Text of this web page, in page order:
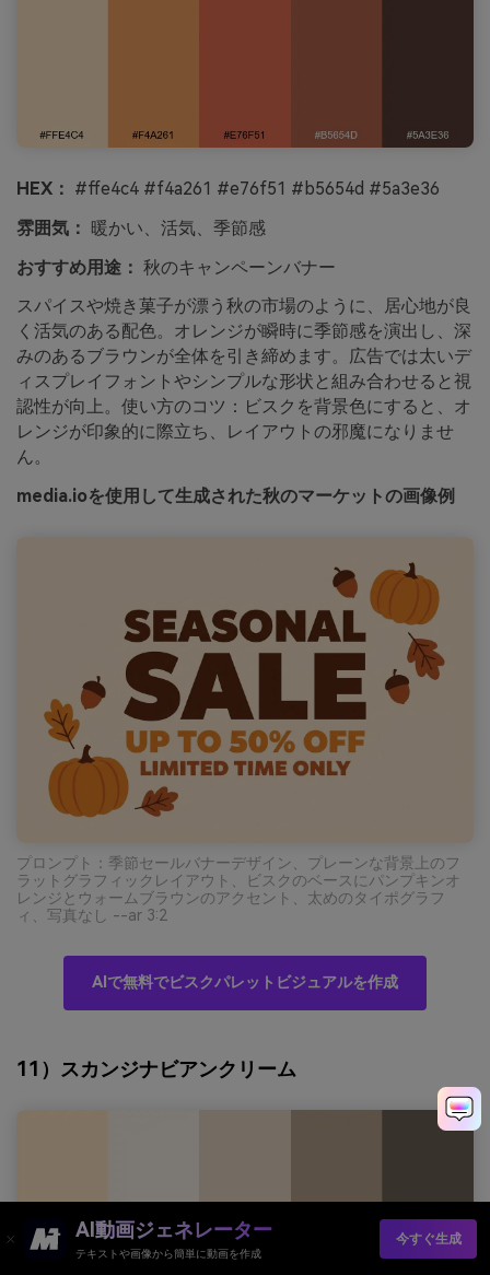
HEX： #ffe4c4 #f4a261 #e76f51 #b5654d #5a3e36
雰囲気： 暖かい、活気、季節感
おすすめ用途： 秋のキャンペーンバナー
スパイスや焼き菓子が漂う秋の市場のように、居心地が良
く活気のある配色。オレンジが瞬時に季節感を演出し、深
みのあるブラウンが全体を引き締めます。広告では太いデ
ィスプレイフォントやシンプルな形状と組み合わせると視
認性が向上。使い方のコツ：ビスクを背景色にすると、オ
レンジが印象的に際立ち、レイアウトの邪魔になりませ
ん。
media.ioを使用して生成された秋のマーケットの画像例
プロンプト：季節セールバナーデザイン、プレーンな背景上のフ
ラットグラフィックレイアウト、ビスクのベースにパンプキンオ
レンジとウォームブラウンのアクセント、太めのタイポグラフ
ィ、写真なし --ar 3:2
AIで無料でビスクパレットビジュアルを作成
11）スカンジナビアンクリーム
AI動画ジェネレーター
テキストや画像から簡単に動画を作成
今すぐ生成